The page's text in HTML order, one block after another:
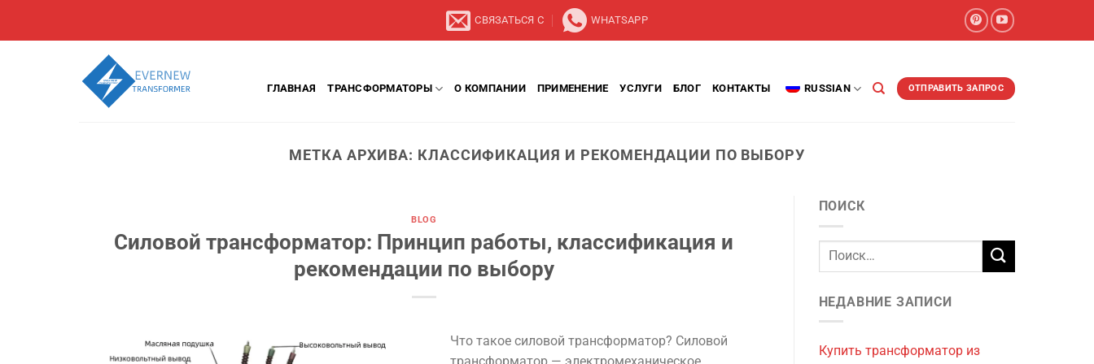
СВЯЗАТЬСЯ С WHATSAPP
ГЛАВНАЯ ТРАНСФОРМАТОРЫ О КОМПАНИИ ПРИМЕНЕНИЕ УСЛУГИ БЛОГ КОНТАКТЫ RUSSIAN ОТПРАВИТЬ ЗАПРОС
МЕТКА АРХИВА: КЛАССИФИКАЦИЯ И РЕКОМЕНДАЦИИ ПО ВЫБОРУ
BLOG
Силовой трансформатор: Принцип работы, классификация и
рекомендации по выбору
Что такое силовой трансформатор? Силовой
ПОИСК
НЕДАВНИЕ ЗАПИСИ
Купить трансформатор из